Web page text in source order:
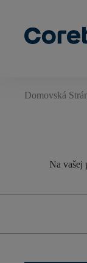
Domovská
Na vašej